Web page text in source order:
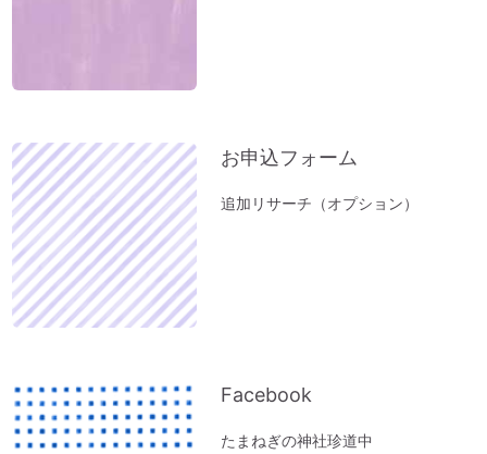
お申込フォーム
追加リサーチ（オプション）
Facebook
たまねぎの神社珍道中